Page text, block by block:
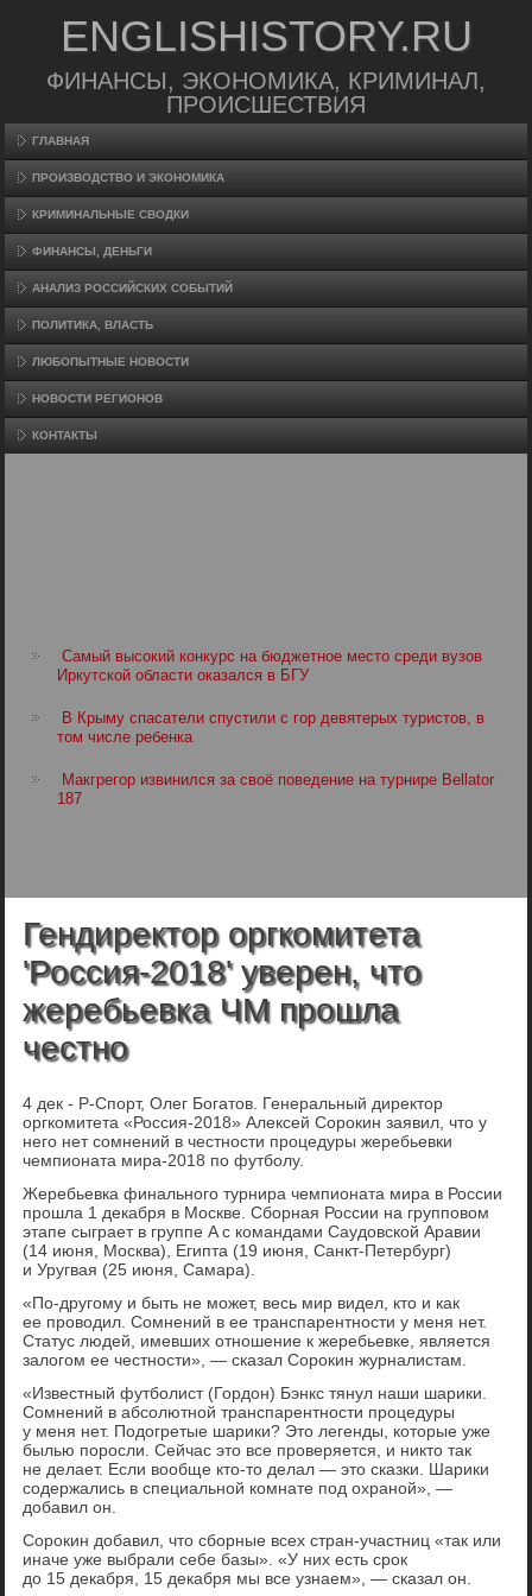
ENGLISHISTORY.RU
ФИНАНСЫ, ЭКОНОМИКА, КРИМИНАЛ,
ПРОИСШЕСТВИЯ
ГЛАВНАЯ
ПРОИЗВΟДСТВО И ЭКОНОМИКА
КРИМИНАЛЬНЫЕ СВОДКИ
ФИНАНСЫ, ДЕНЬГИ
АНАЛИЗ РОССИЙСКИХ СОБЫТИЙ
ПОЛИТИКА, ВЛАСТЬ
ЛЮБОПЫТНЫЕ НОВОСТИ
НОВОСТИ РЕГИОНОВ
КОНТАКТЫ
Самый высокий конкурс на бюджетное место среди вузов
Иркутской области оказался в БГУ
В Крыму спасатели спустили с гор девятерых туристов, в
том числе ребенка
Макгрегор извинился за своё поведение на турнире Bellator
187
Гендиректор оргкомитета
'Россия-2018' уверен, что
жеребьевка ЧМ прошла
честно
4 дек - Р-Спорт, Олег Богатов. Генеральный директор
оргкомитета «Россия-2018» Алексей Сорокин заявил, что у
него нет сомнений в честности процедуры жеребьевки
чемпионата мира-2018 по футболу.
Жеребьевка финального турнира чемпионата мира в России
прошла 1 декабря в Москве. Сборная России на групповом
этапе сыграет в группе A с командами Саудовской Аравии
(14 июня, Москва), Египта (19 июня, Санкт-Петербург)
и Уругвая (25 июня, Самара).
«По-другому и быть не может, весь мир видел, кто и как
ее проводил. Сомнений в ее транспарентности у меня нет.
Статус людей, имевших отношение к жеребьевке, является
залогом ее честности», — сказал Сорокин журналистам.
«Известный футболист (Гордон) Бэнкс тянул наши шарики.
Сомнений в абсолютной транспарентности процедуры
у меня нет. Подогретые шарики? Это легенды, которые уже
былью поросли. Сейчас это все проверяется, и никто так
не делает. Если вообще кто-то делал — это сказки. Шарики
содержались в специальной комнате под охраной», —
добавил он.
Сорокин добавил, что сборные всех стран-участниц «так или
иначе уже выбрали себе базы». «У них есть срок
до 15 декабря, 15 декабря мы все узнаем», — сказал он.